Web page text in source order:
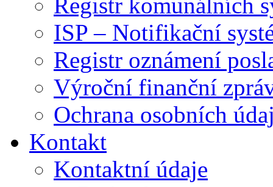
Registr komunálních
ISP – Notifikační
Registr oznámení
Výroční finanční
Ochrana osobních
Kontakt
Kontaktní údaje